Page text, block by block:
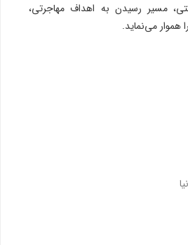
مسیر رسیدن به اهداف مهاجرتی،
می‌نماید.